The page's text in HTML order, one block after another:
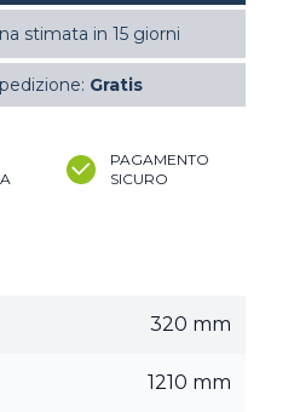
stimata in 15 giorni
Gratis
PAGAMENTO
SICURO
320 mm
1210 mm